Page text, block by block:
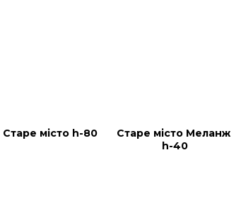
Старе місто h-80
Старе місто Меланж
h-40